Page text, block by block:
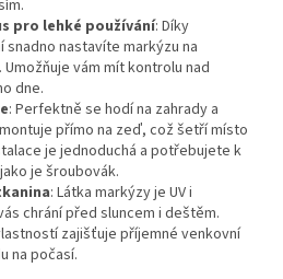
pro lehké používání: Díky
snadno nastavíte markýzu na
vám mít kontrolu nad
dne.
: Perfektně se hodí na zahrady a
přímo na zeď, což šetří místo
je jednoduchá a potřebujete k
je šroubovák.
: Látka markýzy je UV i
chrání před sluncem i deštěm.
zajišťuje příjemné venkovní
na počasí.